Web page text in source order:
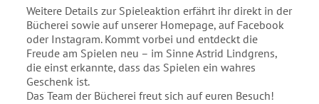
Weitere Details zur Spieleaktion erfährt ihr direkt in der
Bücherei sowie auf unserer Homepage, auf Facebook
oder Instagram. Kommt vorbei und entdeckt die
Freude am Spielen neu – im Sinne Astrid Lindgrens,
die einst erkannte, dass das Spielen ein wahres
Geschenk ist.
Das Team der Bücherei freut sich auf euren Besuch!